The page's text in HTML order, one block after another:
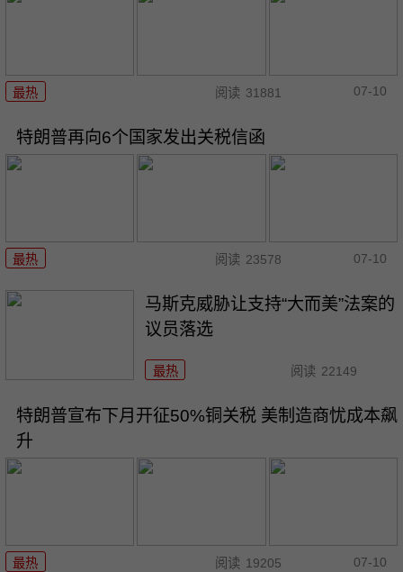
最热 阅读 31881 07-10
特朗普再向6个国家发出关税信函
最热 阅读 23578 07-10
马斯克威胁让支持“大而美”法案的
议员落选
最热 阅读 22149
特朗普宣布下月开征50%铜关税 美制造商忧成本飙
升
最热 阅读 19205 07-10